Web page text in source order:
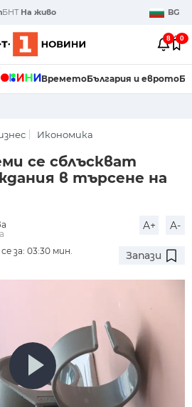
БНТ На живо BG
8 0
ВреметоБългария и еврото
Икономика
се сблъскват
в търсене на
A+ A-
за: 03:30 мин.
Запази